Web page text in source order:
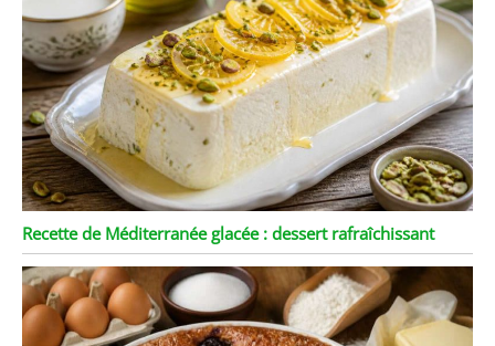
Recette de Méditerranée glacée : dessert rafraîchissant